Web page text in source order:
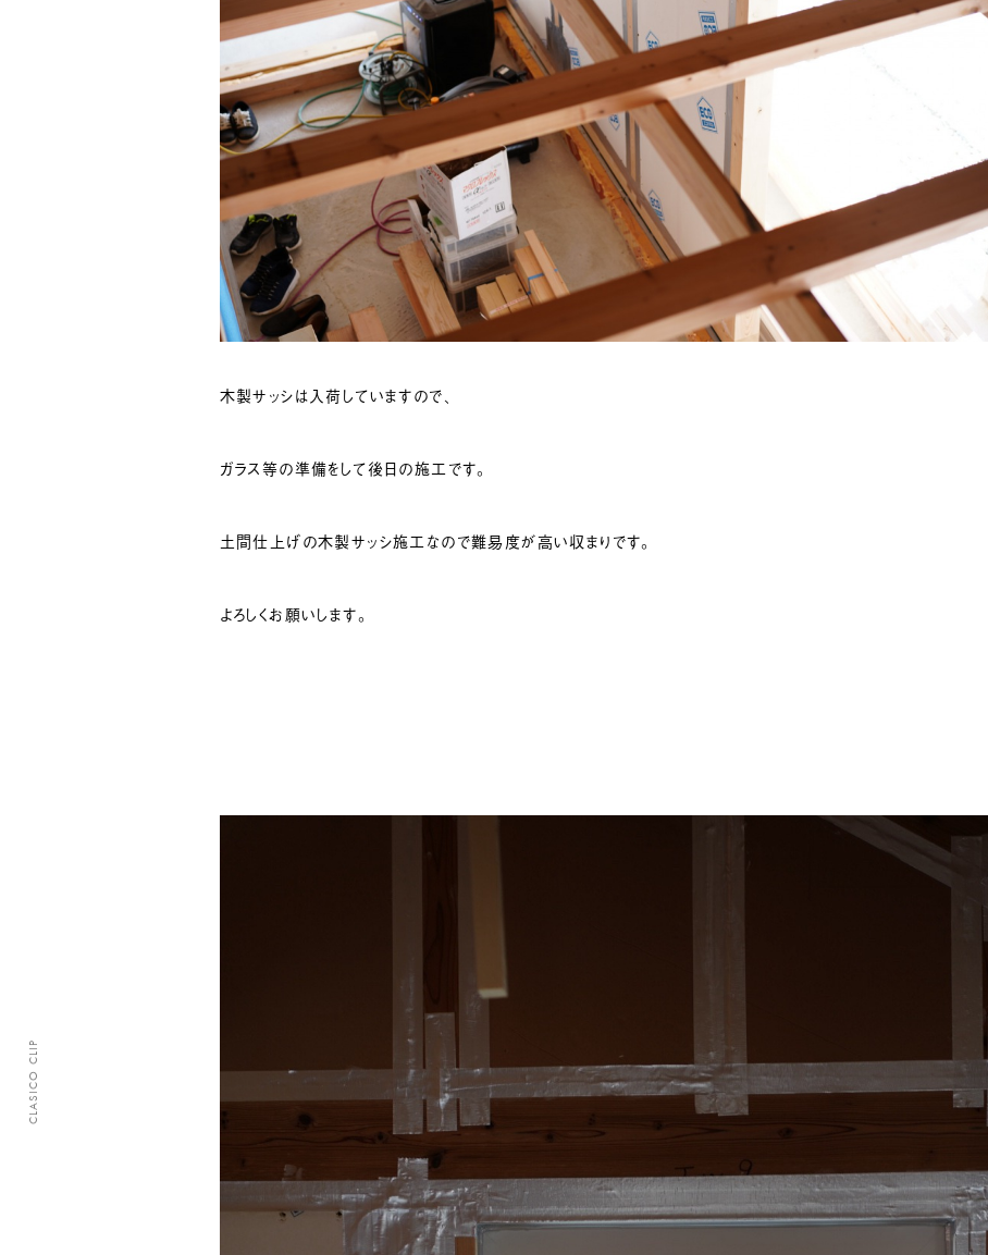
木製サッシは入荷していますので、
ガラス等の準備をして後日の施工です。
土間仕上げの木製サッシ施工なので難易度が高い収まりです。
よろしくお願いします。
CLASICO CLIP